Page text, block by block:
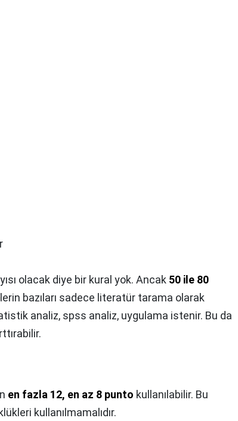
olacak diye bir kural yok. Ancak 50 ile 80
bazıları sadece literatür tarama olarak
analiz, spss analiz, uygulama istenir. Bu da
en fazla 12, en az 8 punto kullanılabilir. Bu
kullanılmamalıdır.